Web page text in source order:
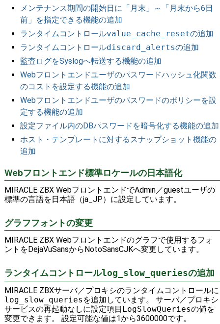
メンテナンス期間の開始日に「月末」～「月末から6日
前」を指定できる機能の追加
ランタイムコントロールvalue_cache_resetの追加
ランタイムコントロールdiscard_alertsの追加
監査ログをSyslogへ転送する機能の追加
Webフロントエンドユーザのパスワードハッシュ化関数
のコストを設定する機能の追加
Webフロントエンドユーザのパスワードのポリシーを設
定する機能の追加
設定ファイル内のDBパスワードを暗号化する機能の追加
ホスト・テンプレートに対するスナップショット機能の
追加
Webフロントエンド標準ロケールの日本語化
MIRACLE ZBX WebフロントエンドでAdmin／guestユーザの
標準の言語を日本語（ja_JP）に設定しています。
グラフフォントの変更
MIRACLE ZBX Webフロントエンドのグラフで使用するフォ
ントをDejaVuSansからNotoSansCJKへ変更しています。
ランタイムコントロールlog_slow_queriesの追加
MIRACLE ZBXサーバ／プロキシのランタイムコントロールに
log_slow_queries を追加しています。 サーバ／プロキシ
サービスの再起動なしに設定項目 LogSlowQueriesの値を
変更できます。 設定可能な値は1から3600000です。